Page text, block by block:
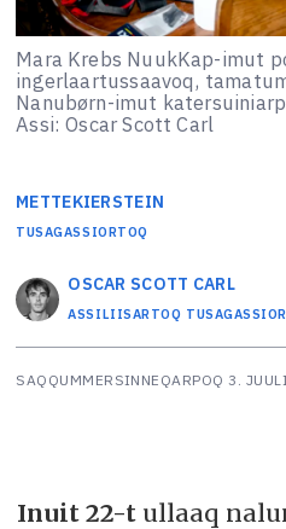
Mara Krebs NuukKap-imut
ingerlaartussaavoq,
Nanubørn-imut
Assi: Oscar Scott Carl
METTEKIERSTEIN
TUSAGASSIORTOQ
OSCAR SCOTT CARL
ASSILIISARTOQ
SAQQUMMERSINNEQARPOQ 3.
Inuit 22-tullaaq